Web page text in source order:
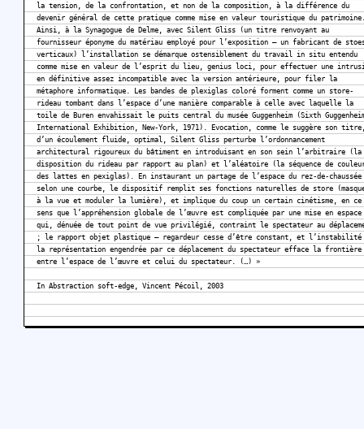
la tension, de la confrontation, et non de la composition, à la différence du
devenir général de cette pratique comme mise en valeur touristique du
Ainsi, à la Synagogue de Delme, avec Silent Gliss (un titre renvoyant au
fournisseur éponyme du matériau employé pour l’exposition – un fabricant de
verticaux) l’installation se démarque ostensiblement du travail in situ entendu
comme mise en valeur de l’esprit du lieu, genius loci, pour effectuer une
en définitive assez incompatible avec la version antérieure, pour filer la
métaphore informatique. Les bandes de plexiglas coloré forment comme un store-
rideau tombant dans l’espace d’une manière comparable à celle avec laquelle la
toile de Buren envahissait le puits central du musée Guggenheim (Sixth
International Exhibition, New-York, 1971). Evocation, comme le suggère son
d’un écoulement fluide, optimal, Silent Gliss perturbe l’ordonnancement
architectural rigoureux du bâtiment en introduisant en son sein l’arbitraire (la
disposition du rideau par rapport au plan) et l’aléatoire (la séquence de
des lattes en pexiglas). En instaurant un partage de l’espace du rez-de-chaussée
selon une courbe, le dispositif remplit ses fonctions naturelles de store
à la vue et moduler la lumière), et implique du coup un certain cinétisme, en ce
sens que l’appréhension globale de l’œuvre est compliquée par une mise en espace
qui, dénuée de tout point de vue privilégié, contraint le spectateur au
; le rapport objet plastique – regardeur cesse d’être constant, et l’instabilité
la représentation engendrée par ce déplacement du spectateur efface la frontière
entre l’espace de l’œuvre et celui du spectateur. (…) »
In Abstraction soft-edge, Vincent Pécoil, 2003